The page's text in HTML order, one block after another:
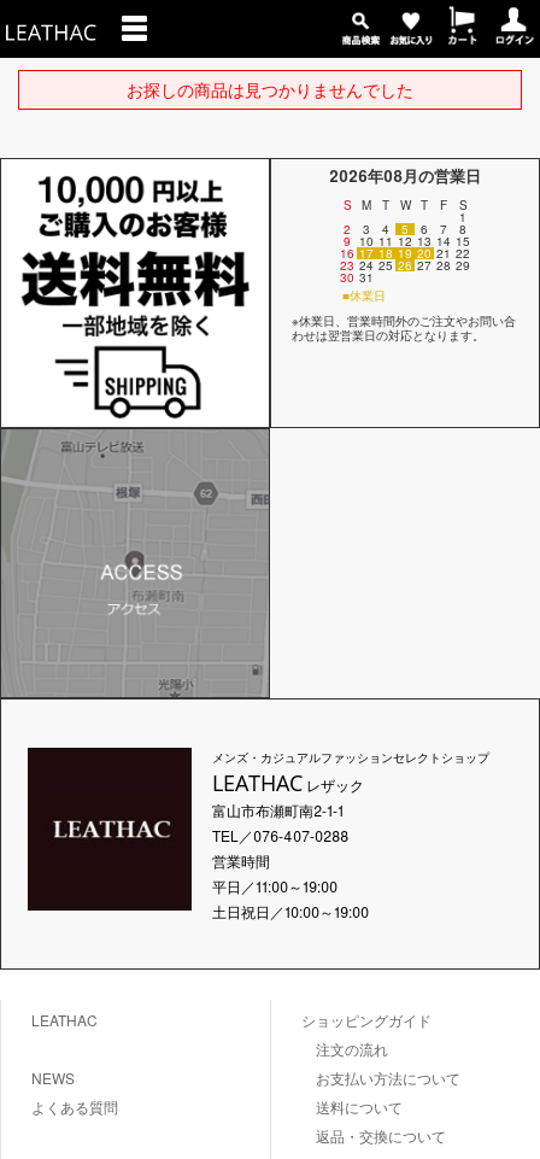
お探しの商品は見つかりませんでした
2026年08月の営業日
S M T W T F S
1
2 3 4 5 6 7 8
9 10 11 12 13 14 15
16 17 18 19 20 21 22
23 24 25 26 27 28 29
30 31
■休業日
※休業日、営業時間外のご注文やお問い合
わせは翌営業日の対応となります。
メンズ・カジュアルファッションセレクトショップ
LEATHACレザック
富山市布瀬町南2-1-1
TEL／076-407-0288
営業時間
平日／11:00～19:00
土日祝日／10:00～19:00
LEATHAC
NEWS
よくある質問
ショッピングガイド
注文の流れ
お支払い方法について
送料について
返品・交換について